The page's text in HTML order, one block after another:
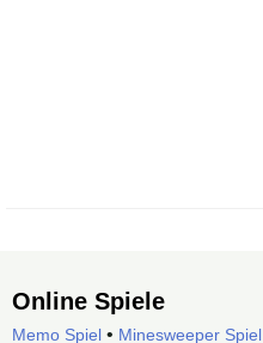
Online Spiele
Memo Spiel • Minesweeper Spiel